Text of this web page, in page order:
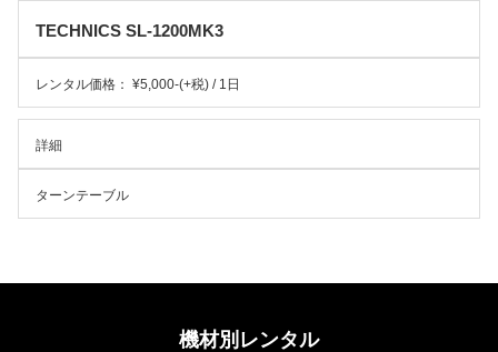
TECHNICS SL-1200MK3
レンタル価格： ¥5,000-(+税) / 1日
詳細
ターンテーブル
機材別レンタル